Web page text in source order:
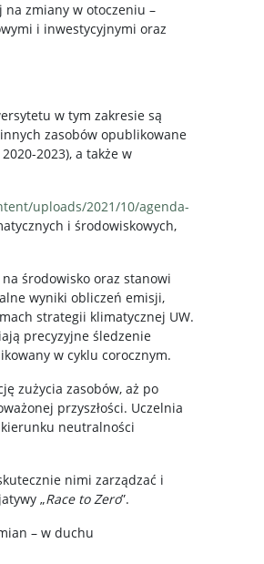
na zmiany w otoczeniu –
i inwestycyjnymi oraz
w tym zakresie są
zasobów opublikowane
2023), a także w
uploads/2021/10/agenda-
i środowiskowych,
środowisko oraz stanowi
wyniki obliczeń emisji,
strategii klimatycznej UW.
precyzyjne śledzenie
w cyklu corocznym.
zużycia zasobów, aż po
przyszłości. Uczelnia
neutralności
nimi zarządzać i
„Race to Zero”.
– w duchu